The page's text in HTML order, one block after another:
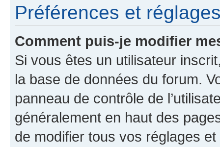
Préférences et
Comment puis-je modifier
Si vous êtes un utilisateur
la base de données du forum.
panneau de contrôle de
généralement en haut des
de modifier tous vos réglages